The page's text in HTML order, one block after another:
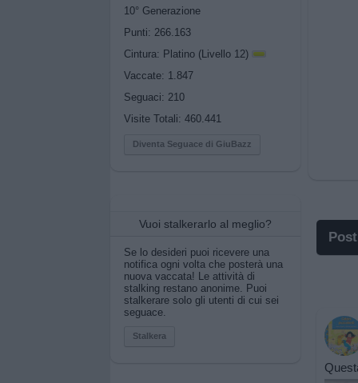
10° Generazione
Punti: 266.163
Cintura: Platino (Livello 12)
Vaccate: 1.847
Seguaci: 210
Visite Totali: 460.441
Diventa Seguace di GiuBazz
Vuoi stalkerarlo al meglio?
Se lo desideri puoi ricevere una
notifica ogni volta che posterà una
nuova vaccata! Le attività di
stalking restano anonime. Puoi
stalkerare solo gli utenti di cui sei
seguace.
Stalkera